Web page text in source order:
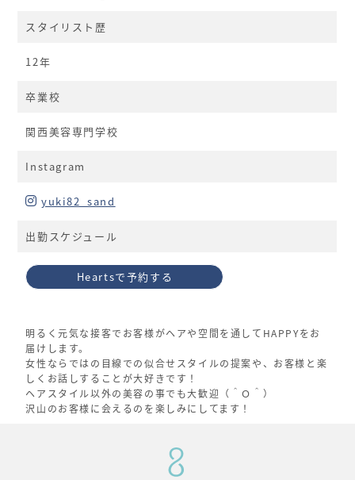
スタイリスト歴
12年
卒業校
関西美容専門学校
Instagram
yuki82_sand
出勤スケジュール
Heartsで予約する
明るく元気な接客でお客様がヘアや空間を通してHAPPYをお
届けします。
女性ならではの目線での似合せスタイルの提案や、お客様と楽
しくお話しすることが大好きです！
ヘアスタイル以外の美容の事でも大歓迎（＾Ｏ＾）
沢山のお客様に会えるのを楽しみにしてます！︎